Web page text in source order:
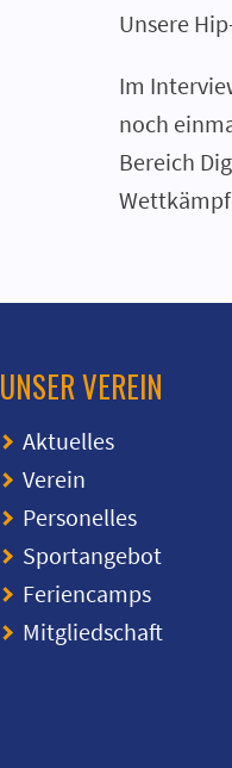
Unsere
Im
noch
Bereich
UNSER VEREIN
Aktuelles
Verein
Personelles
Sportangebot
Feriencamps
Mitgliedschaft